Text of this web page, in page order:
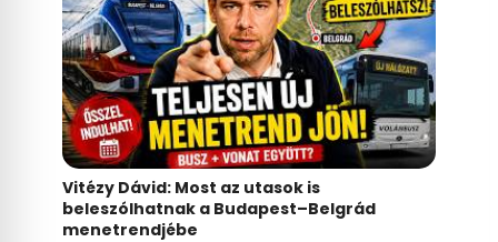
Vitézy Dávid: Most az utasok is
beleszólhatnak a Budapest–Belgrád
menetrendjébe